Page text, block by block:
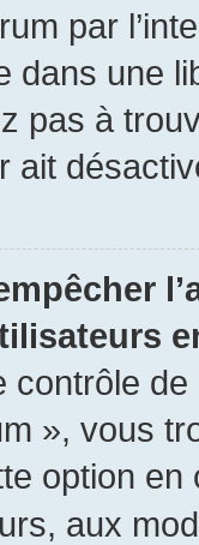
par
dans une
pas à
ait
», vous
option
aux